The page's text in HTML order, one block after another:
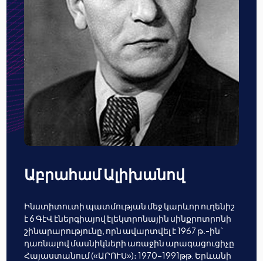
Աբրահամ Ալիխանով
Ինստիտուտի պատմության մեջ կարևոր ուղենիշ
է 6 ԳէՎ էներգիայով էլեկտրոնային սինքրոտրոնի
շինարարությունը, որն ավարտվել է 1967 թ.-ին`
դառնալով մասնիկների առաջին արագացուցիչը
Հայաստանում («ԱՐՈՒՍ»)։ 1970-1991թթ. Երևանի